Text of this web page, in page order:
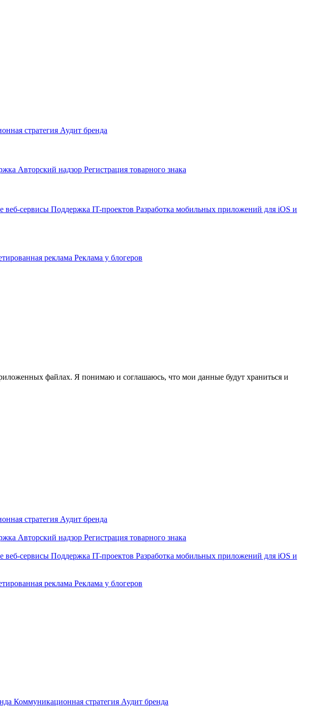
стратегия Аудит бренда
Авторский надзор Регистрация товарного знака
веб-сервисы Поддержка IT-проектов Разработка мобильных приложений для iOS и
реклама Реклама у блогеров
файлах. Я понимаю и соглашаюсь, что мои данные будут храниться и
стратегия Аудит бренда
Авторский надзор Регистрация товарного знака
веб-сервисы Поддержка IT-проектов Разработка мобильных приложений для iOS и
реклама Реклама у блогеров
Коммуникационная стратегия Аудит бренда